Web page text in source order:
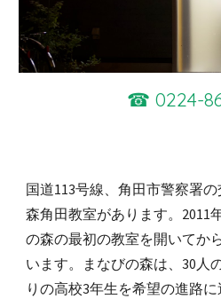
☎︎ 0224-
国道113号線、角田市警察署
森角田教室があります。2011
の森の最初の教室を開いてか
います。まなびの森は、30人
りの高校3年生を希望の進路